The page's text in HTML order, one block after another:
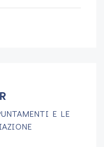
E LE